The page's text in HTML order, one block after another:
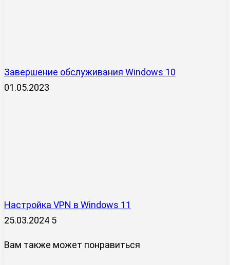
Завершение обслуживания Windows 10
01.05.2023
Настройка VPN в Windows 11
25.03.2024 5
Вам также может понравиться